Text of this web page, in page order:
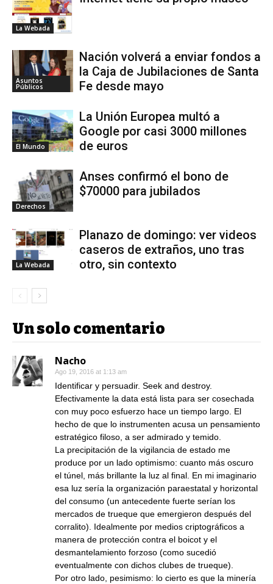
La Webada
Asuntos
Públicos
Nación volverá a enviar fondos a
la Caja de Jubilaciones de Santa
Fe desde mayo
El Mundo
La Unión Europea multó a
Google por casi 3000 millones
de euros
Derechos
Anses confirmó el bono de
$70000 para jubilados
La Webada
Planazo de domingo: ver videos
caseros de extraños, uno tras
otro, sin contexto
Un solo comentario
Nacho
Ago 19, 2016 at 1:13 am
Identificar y persuadir. Seek and destroy.
Efectivamente la data está lista para ser cosechada
con muy poco esfuerzo hace un tiempo largo. El
hecho de que lo instrumenten acusa un pensamiento
estratégico filoso, a ser admirado y temido.
La precipitación de la vigilancia de estado me
produce por un lado optimismo: cuanto más oscuro
el túnel, más brillante la luz al final. En mi imaginario
esa luz sería la organización paraestatal y horizontal
del consumo (un antecedente fuerte serían los
mercados de trueque que emergieron después del
corralito). Idealmente por medios criptográficos a
manera de protección contra el boicot y el
desmantelamiento forzoso (como sucedió
eventualmente con dichos clubes de trueque).
Por otro lado, pesimismo: lo cierto es que la minería